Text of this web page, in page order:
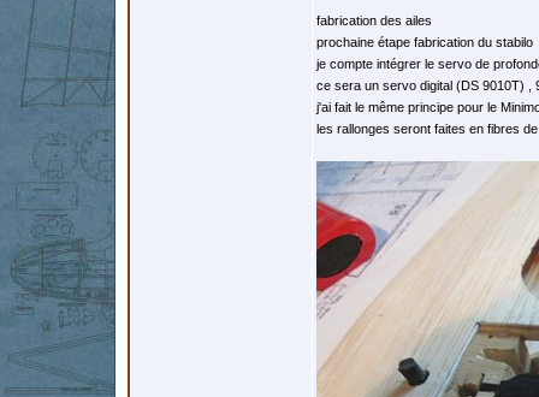
fabrication des ailes
prochaine étape fabrication du stabilo
je compte intégrer le servo de
ce sera un servo digital (DS 9010T) ,
j'ai fait le même principe pour le
les rallonges seront faites en fibres